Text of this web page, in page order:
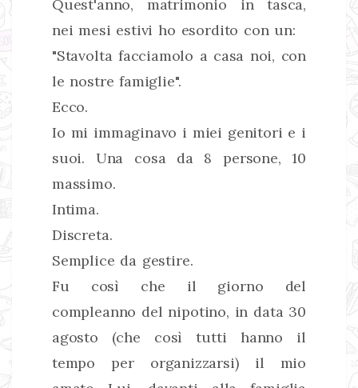
Quest'anno, matrimonio in tasca,
nei mesi estivi ho esordito con un:
"Stavolta facciamolo a casa noi, con
le nostre famiglie".
Ecco.
Io mi immaginavo i miei genitori e i
suoi. Una cosa da 8 persone, 10
massimo.
Intima.
Discreta.
Semplice da gestire.
Fu così che il giorno del
compleanno del nipotino, in data 30
agosto (che così tutti hanno il
tempo per organizzarsi) il mio